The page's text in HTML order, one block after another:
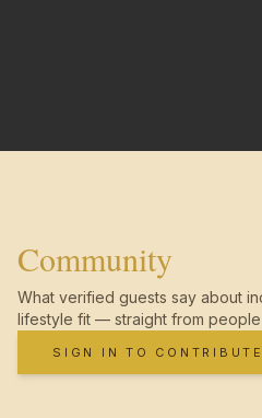
Community
What verified guests say about
lifestyle fit — straight from
SIGN IN TO CONTRIBUTE